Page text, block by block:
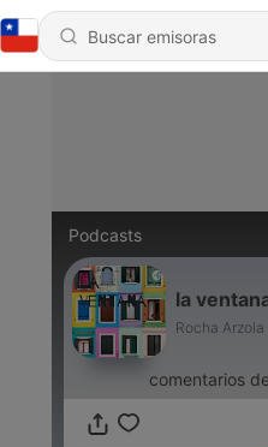
Podcasts
la
Rocha Arzola
comentarios